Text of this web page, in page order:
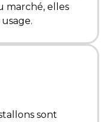
marché, elles
sont